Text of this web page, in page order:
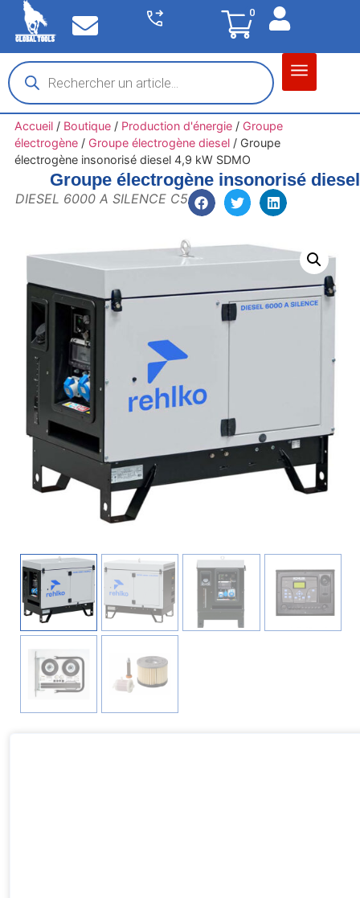
0
Accueil/ Boutique/ Production d'énergie/ Groupe
électrogène/ Groupe électrogène diesel/ Groupe
électrogène insonorisé diesel 4,9 kW SDMO
Groupe électrogène insonorisé
DIESEL 6000 A SILENCE C5